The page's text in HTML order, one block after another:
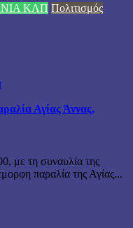
ΚΛΠ Πολιτισμός
Αγίας Άννας,
με τη συναυλία της
παραλία της Αγίας...